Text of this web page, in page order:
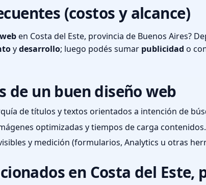
(costos y alcance)
en Costa del Este, provincia de Buenos Aires?
ydesarrollo; luego podés sumar publicidad o
de un buen diseño web
de títulos y textos orientados a intención de
optimizadas y tiempos de carga contenidos.
y medición (formularios, Analytics u otras
en Costa del Este,